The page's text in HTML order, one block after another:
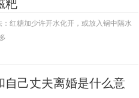
粑
红糖加少许开水化开，或放入锅中隔水
自己丈夫离婚是什么意